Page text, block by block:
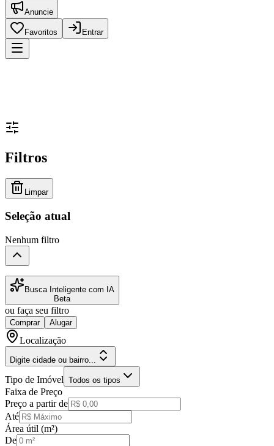
Anuncie
Favoritos Entrar
Filtros
Limpar
Seleção atual
Nenhum filtro
Busca Inteligente com IA
Beta
ou faça seu filtro
Comprar Alugar
Localização
Digite cidade ou bairro...
Tipo de Imóvel Todos os tipos
Faixa de Preço
Preço a partir de
Até
Área útil (m²)
De